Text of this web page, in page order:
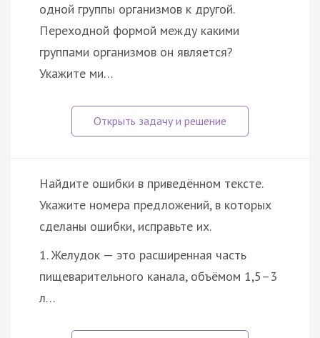
одной группы организмов к другой.
Переходной формой между какими
группами организмов он является?
Укажите ми…
Найдите ошибки в приведённом тексте.
Укажите номера предложений, в которых
сделаны ошибки, исправьте их.
1. Желудок — это расширенная часть
пищеварительного канала, объёмом 1,5–3
л…